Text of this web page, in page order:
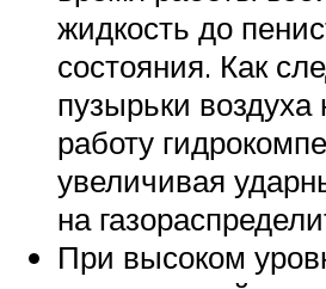
жидкость до
состояния. Как
пузырьки
работу
увеличивая
на
При высоком